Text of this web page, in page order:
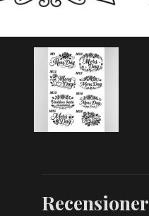
Recensioner